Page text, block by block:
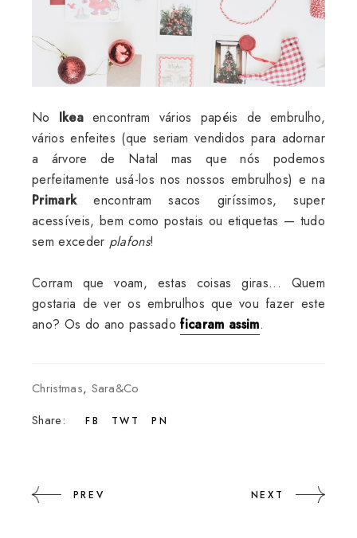
No Ikeaencontram vários papéis de embrulho,
vários enfeites (que seriam vendidos para adornar
a árvore de Natal mas que nós podemos
perfeitamente usá-los nos nossos embrulhos) e na
Primarkencontram sacos giríssimos, super
acessíveis, bem como postais ou etiquetas — tudo
sem exceder plafons!
Corram que voam, estas coisas giras... Quem
gostaria de ver os embrulhos que vou fazer este
ano? Os do ano passadoficaram assim.
Christmas, Sara&Co
Share:
FB TWT PN
PREV NEXT